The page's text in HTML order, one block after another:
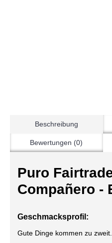
Beschreibung
Bewertungen (0)
Puro
Compañero -
Geschmacksprofil:
Gute Dinge kommen zu zweit.